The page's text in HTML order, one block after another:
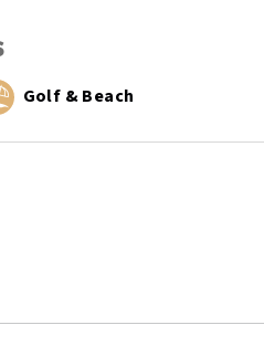
Golf & Beach